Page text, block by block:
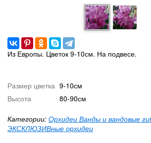
Из Европы. Цветок 9-10см. На подвесе.
Размер цветка 9-10см
Высота
80-90см
Категории: Орхидеи Ванды и вандовые
ЭКСКЛЮЗИВные орхидеи